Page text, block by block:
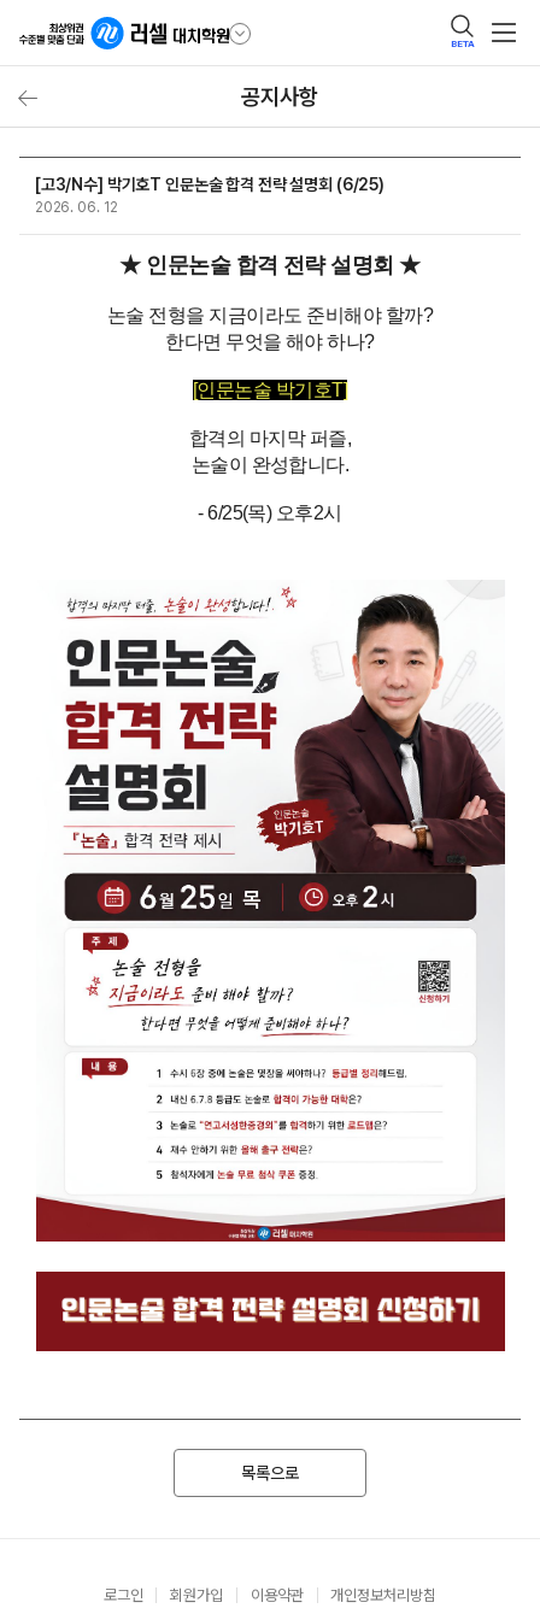
BETA
공지사항
[고3/N수] 박기호T 인문논술 합격 전략 설명회 (6/25)
2026. 06. 12
★ 인문논술 합격 전략 설명회 ★
논술 전형을 지금이라도 준비해야 할까?
한다면 무엇을 해야 하나?
[인문논술 박기호T]
합격의 마지막 퍼즐,
논술이 완성합니다.
- 6/25(목) 오후2시
목록으로
로그인 회원가입 이용약관 개인정보처리방침